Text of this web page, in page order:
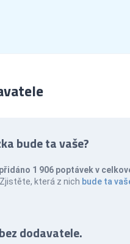
bude ta vaše?
1 906 poptávek v
. Zjistěte, která z nich bude ta
dodavatele.